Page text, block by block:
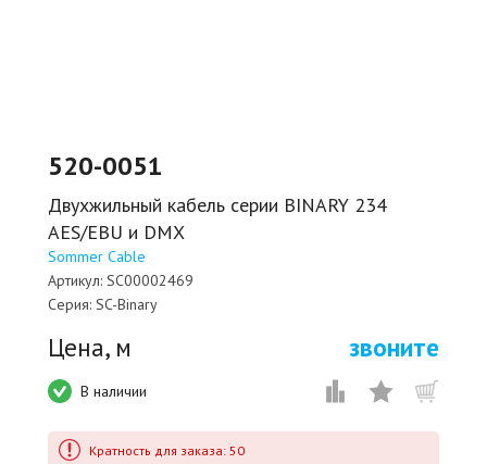
520-0051
Двухжильный кабель серии BINARY 234
AES/EBU и DMX
Sommer Cable
Артикул: SC00002469
Серия: SC-Binary
Цена, м звоните
В наличии
Кратность для заказа: 50